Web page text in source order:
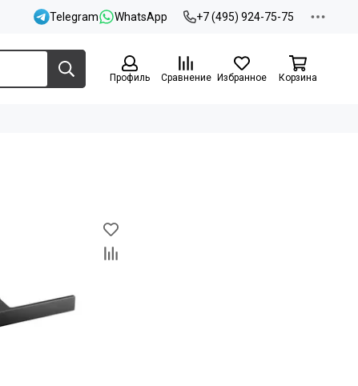
Telegram WhatsApp +7 (495) 924-75-75
Профиль Сравнение Избранное Корзина